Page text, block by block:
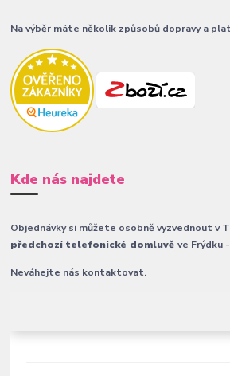
Na výběr máte několik způsobů dopravy a
Kde nás najdete
Objednávky si můžete osobně vyzvednout v
předchozí telefonické domluvěve Frýdku
Neváhejte nás kontaktovat.